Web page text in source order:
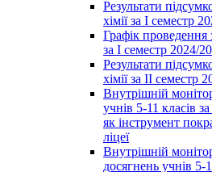
Результати
хімії за І семестр
Графік проведення
за І семестр 2024/
Результати
хімії за ІІ семестр
Внутрішній
учнів 5-11 класів
як інструмент
ліцеї
Внутрішній
досягнень учнів 5-